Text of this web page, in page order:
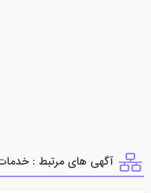
آگهی های مرتبط :